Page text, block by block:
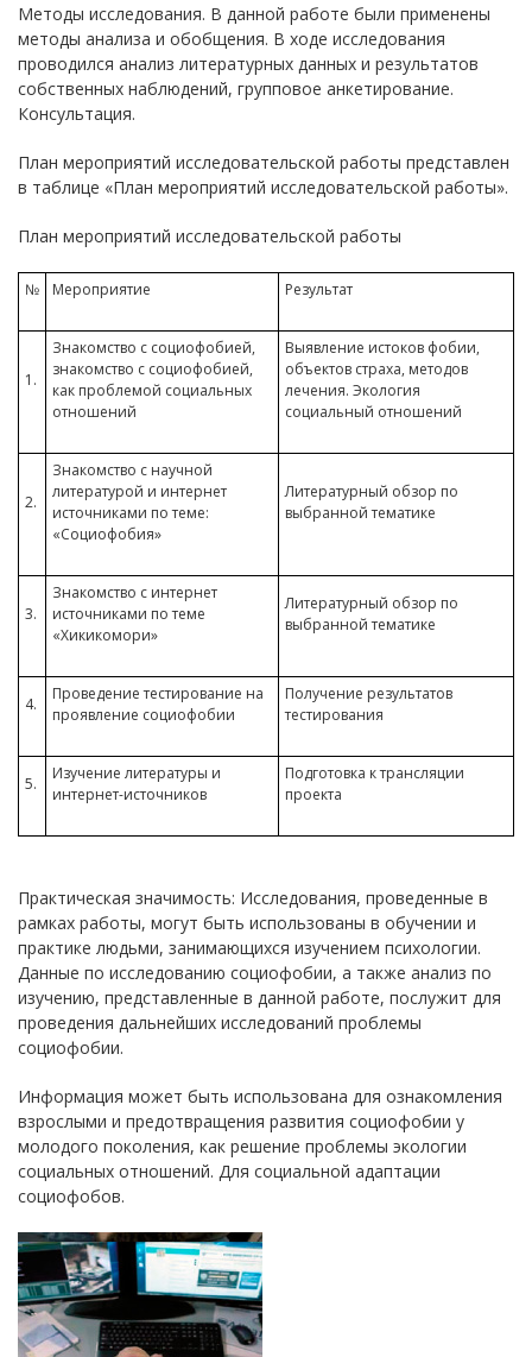
Методы исследования. В данной работе были применены
методы анализа и обобщения. В ходе исследования
проводился анализ литературных данных и результатов
собственных наблюдений, групповое анкетирование.
Консультация.
План мероприятий исследовательской работы представлен
в таблице «План мероприятий исследовательской работы».
План мероприятий исследовательской работы
№ Мероприятие Результат
1.
Знакомство с социофобией,
знакомство с социофобией,
как проблемой социальных
отношений
Выявление истоков фобии,
объектов страха, методов
лечения. Экология
социальный отношений
2.
Знакомство с научной
литературой и интернет
источниками по теме:
«Социофобия»
Литературный обзор по
выбранной тематике
3.
Знакомство с интернет
источниками по теме
«Хикикомори»
Литературный обзор по
выбранной тематике
4.
Проведение тестирование на
проявление социофобии
Получение результатов
тестирования
5.
Изучение литературы и
интернет-источников
Подготовка к трансляции
проекта
Практическая значимость: Исследования, проведенные в
рамках работы, могут быть использованы в обучении и
практике людьми, занимающихся изучением психологии.
Данные по исследованию социофобии, а также анализ по
изучению, представленные в данной работе, послужит для
проведения дальнейших исследований проблемы
социофобии.
Информация может быть использована для ознакомления
взрослыми и предотвращения развития социофобии у
молодого поколения, как решение проблемы экологии
социальных отношений. Для социальной адаптации
социофобов.